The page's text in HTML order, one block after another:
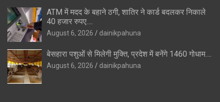
ATM में मदद के बहाने ठगी, शातिर ने कार्ड बदलकर निकाले
40 हजार रुपए….
August 6, 2026 dainikpahuna
बेसहारा पशुओं से मिलेगी मुक्ति, प्रदेश में बनेंगे 1460 गोधाम….
August 6, 2026 dainikpahuna